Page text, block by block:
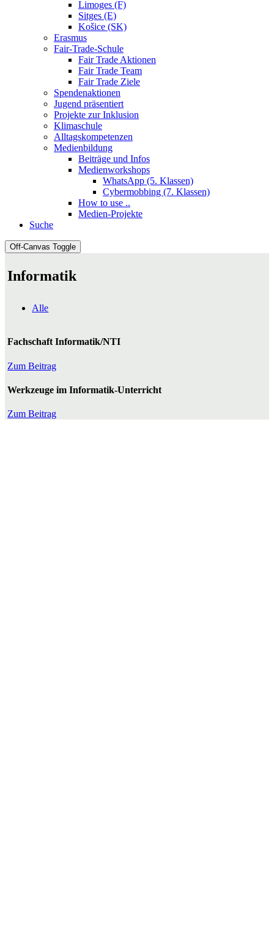
Limoges (F)
Sitges (E)
Košice (SK)
Erasmus
Fair-Trade-Schule
Fair Trade Aktionen
Fair Trade Team
Fair Trade Ziele
Spendenaktionen
Jugend präsentiert
Projekte zur Inklusion
Klimaschule
Alltagskompetenzen
Medienbildung
Beiträge und Infos
Medienworkshops
WhatsApp (5. Klassen)
Cybermobbing (7. Klassen)
How to use ..
Medien-Projekte
Suche
Off-Canvas Toggle
Informatik
Alle
Fachschaft Informatik/NTI
Zum Beitrag
Werkzeuge im Informatik-Unterricht
Zum Beitrag